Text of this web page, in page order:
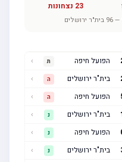
23נצחונות
96 בית"ר ירושלים
הפועל חיפה
בית"ר ירושלים
הפועל חיפה
בית"ר ירושלים
הפועל חיפה
בית"ר ירושלים